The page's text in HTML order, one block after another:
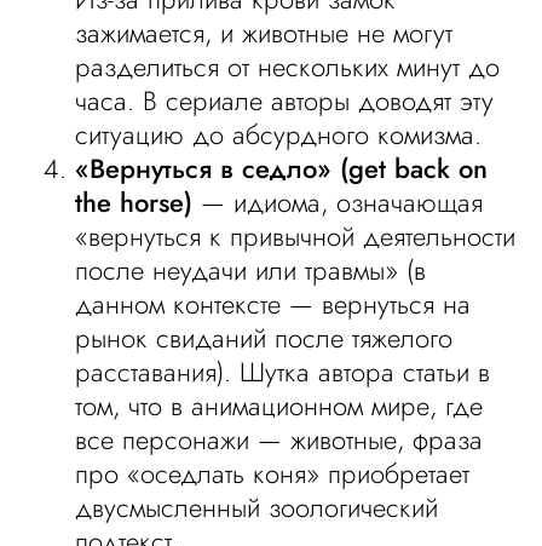
зажимается, и животные не могут
разделиться от нескольких минут до
часа. В сериале авторы доводят эту
ситуацию до абсурдного комизма.
«Вернуться в седло» (get back on
the horse) — идиома, означающая
«вернуться к привычной деятельности
после неудачи или травмы» (в
данном контексте — вернуться на
рынок свиданий после тяжелого
расставания). Шутка автора статьи в
том, что в анимационном мире, где
все персонажи — животные, фраза
про «оседлать коня» приобретает
двусмысленный зоологический